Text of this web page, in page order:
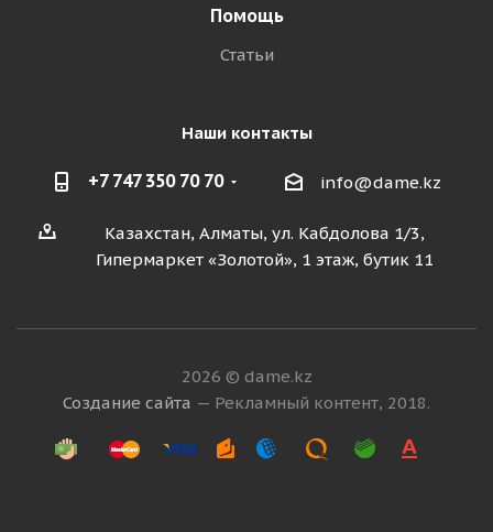
Помощь
Статьи
Наши контакты
+7 747 350 70 70 info@dame.kz
Казахстан, Алматы, ул. Кабдолова 1/3,
Гипермаркет «Золотой», 1 этаж, бутик 11
2026 © dame.kz
Создание сайта — Рекламный контент, 2018.